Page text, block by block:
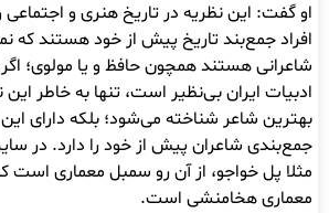
او گفت: این نظریه در تاریخ هنری و اجتماعی
افراد جمع‌بند تاریخ پیش از خود هستند که
شاعرانی هستند همچون حافظ و یا مولوی؛ اگر
ادبیات ایران بی‌نظیر است، تنها به خاطر
بهترین شاعر شناخته می‌شود؛ بلکه دارای
جمع‌بندی شاعران پیش از خود را دارد. در
مثلا پل خواجو، از آن رو سمبل معماری است
معماری هخامنشی است‌.